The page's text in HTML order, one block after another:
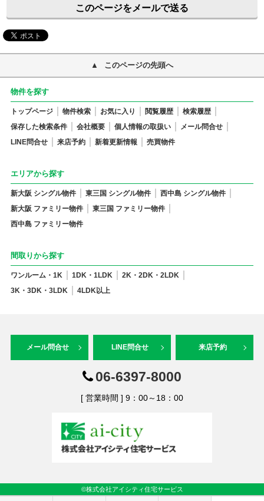
このページをメールで送る
このページの先頭へ
物件を探す
トップページ 物件検索 お気に入り 閲覧履歴
検索履歴
保存した検索条件
会社概要 個人情報の取扱い
メール問合せ
LINE問合せ
来店予約 新着更新情報 売買物件
エリアから探す
新大阪 シングル物件 東三国 シングル物件
西中島 シングル物件
新大阪 ファミリー物件
東三国 ファミリー物件
西中島 ファミリー物件
間取りから探す
ワンルーム・1K 1DK・1LDK
2K・2DK・2LDK
3K・3DK・3LDK
4LDK以上
メール問合せ LINE問合せ 来店予約
06-6397-8000
[ 営業時間 ] 9：00～18：00
©株式会社アイシティ住宅サービス